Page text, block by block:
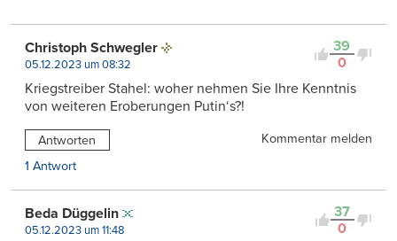
39
0
Christoph Schwegler
05.12.2023 um 08:32
Kriegstreiber Stahel: woher nehmen Sie Ihre Kenntnis
von weiteren Eroberungen Putin‘s?!
Antworten
Kommentar melden
1 Antwort
37
0
Beda Düggelin
05.12.2023 um 11:48